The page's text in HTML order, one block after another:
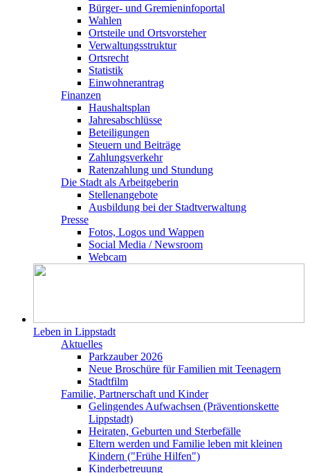
Bürger- und Gremieninfoportal
Wahlen
Ortsteile und Ortsvorsteher
Verwaltungsstruktur
Ortsrecht
Statistik
Einwohnerantrag
Finanzen
Haushaltsplan
Jahresabschlüsse
Beteiligungen
Steuern und Beiträge
Zahlungsverkehr
Ratenzahlung und Stundung
Die Stadt als Arbeitgeberin
Stellenangebote
Ausbildung bei der Stadtverwaltung
Presse
Fotos, Logos und Wappen
Social Media / Newsroom
Webcam
Leben in Lippstadt
Aktuelles
Parkzauber 2026
Neue Broschüre für Familien mit Teenagern
Stadtfilm
Familie, Partnerschaft und Kinder
Gelingendes Aufwachsen (Präventionskette
Lippstadt)
Heiraten, Geburten und Sterbefälle
Eltern werden und Familie leben mit kleinen
Kindern ("Frühe Hilfen")
Kinderbetreuung